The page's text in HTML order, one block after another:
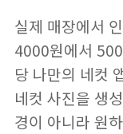
실제 매장에서
4000원에서
당 나만의 네컷
네컷 사진을 생
경이 아니라 원